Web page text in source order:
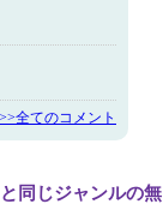
>>全てのコメント
同じジャンルの無